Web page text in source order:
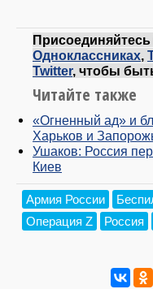
Одноклассниках,
Twitter, чтобы
Читайте также
«Огненный ад» и
Харьков и
Ушаков: Россия
Киев
Армия России
Операция Z
Россия